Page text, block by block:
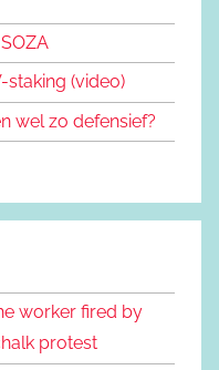
staking (video)
wel zo defensief?
worker fired by
protest